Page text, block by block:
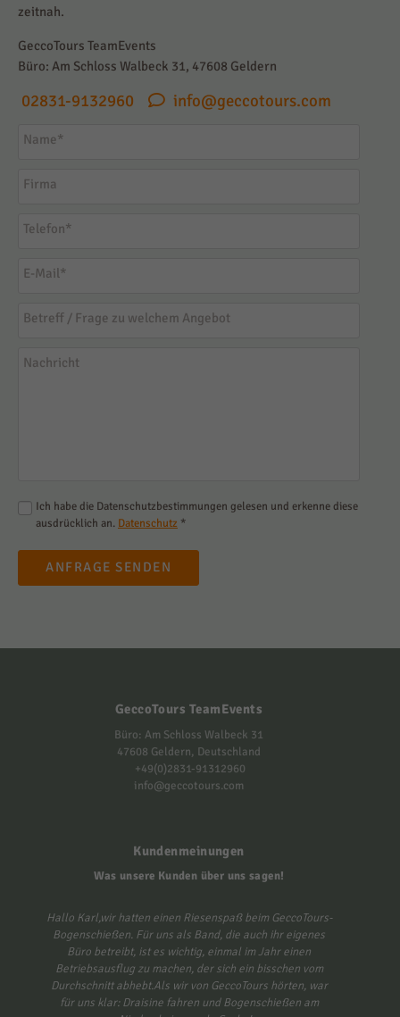
Name*
Firma
Telefon*
E-Mail*
Betreff / Frage zu welchem Angebot
Nachricht
Ich habe die Datenschutzbestimmungen gelesen und erkenne diese
ausdrücklich an. Datenschutz *
ANFRAGE SENDEN
zeitnah.
GeccoTours TeamEvents
Büro: Am Schloss Walbeck 31, 47608 Geldern
02831-9132960 info@geccotours.com
GeccoTours TeamEvents
Büro: Am Schloss Walbeck 31
47608 Geldern, Deutschland
+49(0)2831-91312960
info@geccotours.com
Kundenmeinungen
Was unsere Kunden über uns sagen!
Hallo Karl,wir hatten einen Riesenspaß beim GeccoTours-
Bogenschießen. Für uns als Band, die auch ihr eigenes
Büro betreibt, ist es wichtig, einmal im Jahr einen
Betriebsausflug zu machen, der sich ein bisschen vom
Durchschnitt abhebt.Als wir von GeccoTours hörten, war
für uns klar: Draisine fahren und Bogenschießen am